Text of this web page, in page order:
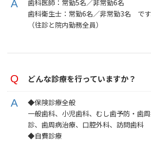
歯科医師：常勤5名／非常勤6名
歯科衛生士：常勤6名／非常勤3名 です
（往診と院内勤務全員）
どんな診療を行っていますか？
◆保険診療全般
一般歯科、小児歯科、むし歯予防・歯
診、歯周病治療、口腔外科、訪問歯科
◆自費診療